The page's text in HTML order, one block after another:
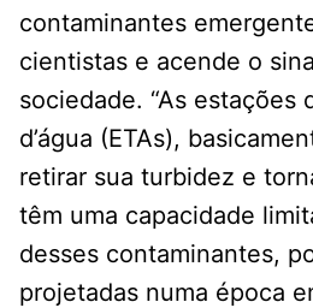
contaminantes
cientistas e acende o
sociedade. “As estações
d’água (ETAs),
retirar sua turbidez e
têm uma capacidade
desses contaminantes,
projetadas numa época